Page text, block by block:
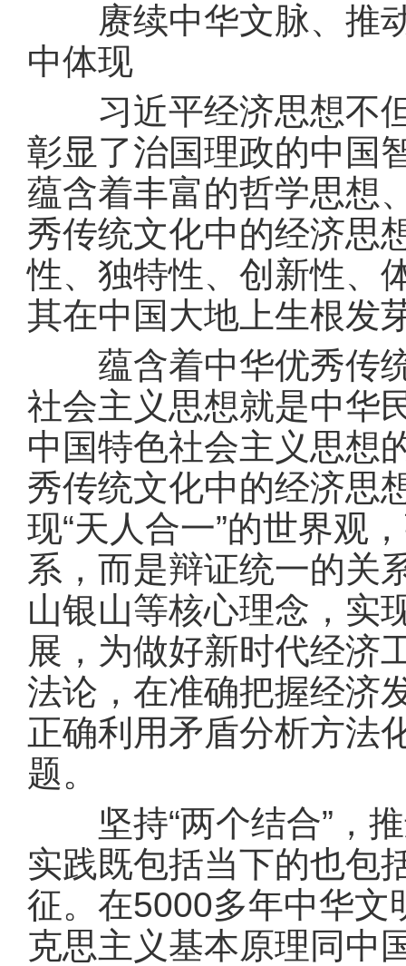
赓续中华文脉、推动
中体现
习近平经济思想不但
彰显了治国理政的中国
蕴含着丰富的哲学思想
秀传统文化中的经济思
性、独特性、创新性、
其在中国大地上生根发
蕴含着中华优秀传统
社会主义思想就是中华
中国特色社会主义思想
秀传统文化中的经济思
现“天人合一”的世界观
系，而是辩证统一的关
山银山等核心理念，实
展，为做好新时代经济
法论，在准确把握经济
正确利用矛盾分析方法
题。
坚持“两个结合”，推
实践既包括当下的也包
征。在5000多年中华文
克思主义基本原理同中